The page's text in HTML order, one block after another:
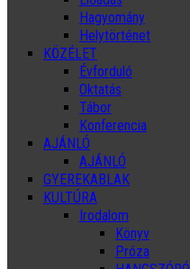
Hagyomány
Helytörténet
KÖZÉLET
Évforduló
Oktatás
Tábor
Konferencia
AJÁNLÓ
AJÁNLÓ
GYEREKABLAK
KULTÚRA
Irodalom
Könyv
Próza